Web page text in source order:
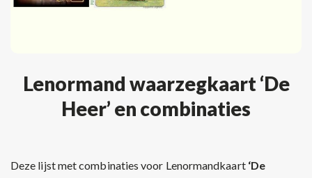
Lenormand waarzegkaart ‘De
Heer’ en combinaties
Deze lijst met combinaties voor Lenormandkaart ‘De